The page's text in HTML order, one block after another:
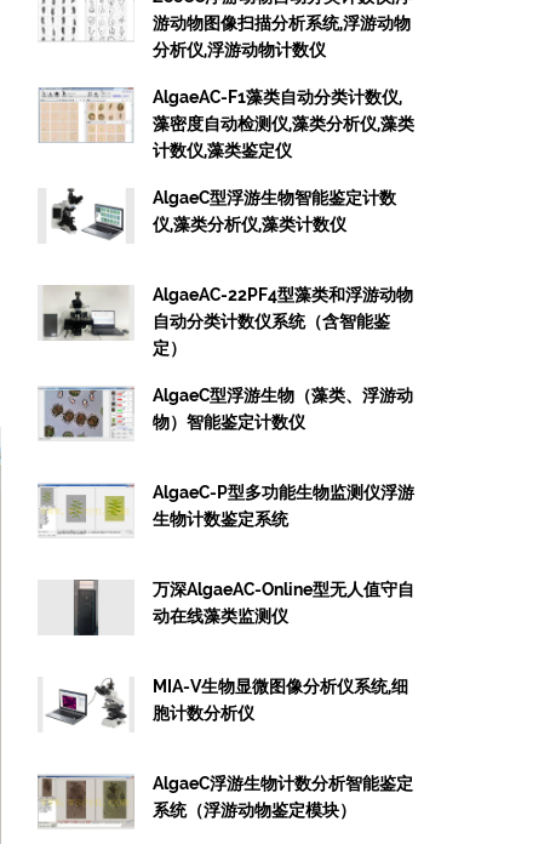
游动物图像扫描分析系统,浮游动物
分析仪,浮游动物计数仪
AlgaeAC-F1藻类自动分类计数仪,
藻密度自动检测仪,藻类分析仪,藻类
计数仪,藻类鉴定仪
AlgaeC型浮游生物智能鉴定计数
仪,藻类分析仪,藻类计数仪
AlgaeAC-22PF4型藻类和浮游动物
自动分类计数仪系统（含智能鉴
定）
AlgaeC型浮游生物（藻类、浮游动
物）智能鉴定计数仪
AlgaeC-P型多功能生物监测仪浮游
生物计数鉴定系统
万深AlgaeAC-Online型无人值守自
动在线藻类监测仪
MIA-V生物显微图像分析仪系统,细
胞计数分析仪
AlgaeC浮游生物计数分析智能鉴定
系统（浮游动物鉴定模块）